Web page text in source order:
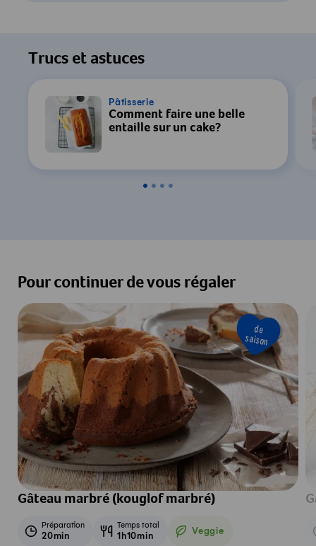
consentement au traitement des données
par YouTube est requis. Pour plus de
confidentialité
Accepter & Afficher
Trucs et astuces
Pâtisserie
Comment faire une belle
entaille sur un cake?
Pour continuer de vous régaler
de
saison
Gâteau marbré (kouglof marbré)
Préparation
20min
Temps total
1h10min Veggie
Veggie